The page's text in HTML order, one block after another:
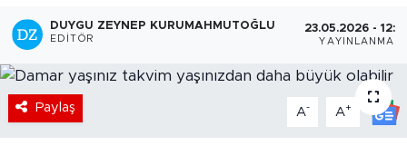
DUYGU ZEYNEP KURUMAHMUTOĞLU
EDITÖR
23.05.2026 -
YAYINLANMA
Paylaş A- A+